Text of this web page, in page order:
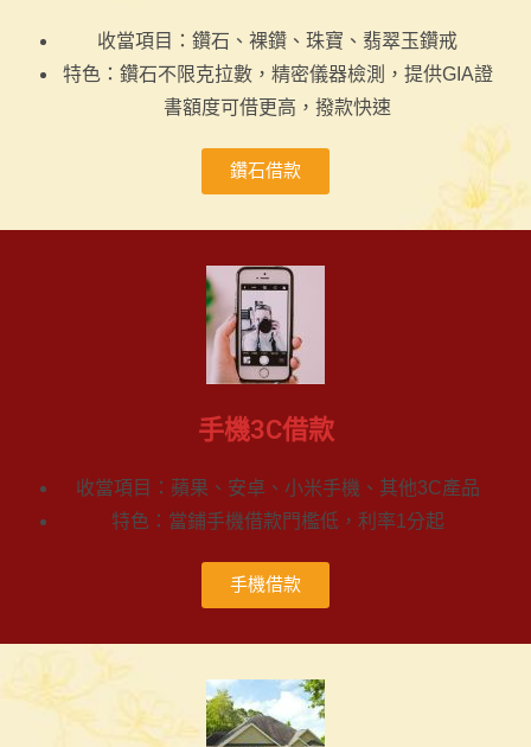
收當項目：鑽石、裸鑽、珠寶、翡翠玉鑽戒
特色：鑽石不限克拉數，精密儀器檢測，提供GIA證
書額度可借更高，撥款快速
鑽石借款
手機3C借款
收當項目：蘋果、安卓、小米手機、其他3C產品
特色：當鋪手機借款門檻低，利率1分起
手機借款